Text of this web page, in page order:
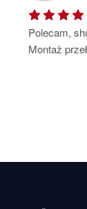
Żaluzje
wykonano